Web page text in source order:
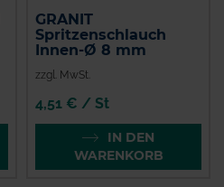
GRANIT
Spritzenschlauch
Innen-Ø 8 mm
zzgl. MwSt.
4,51 € / St
IN DEN
WARENKORB